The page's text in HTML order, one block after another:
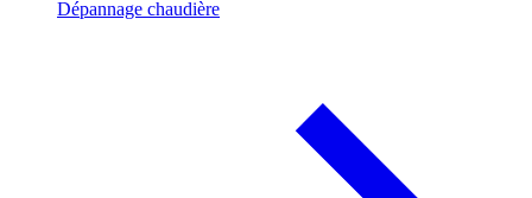
Dépannage chaudière